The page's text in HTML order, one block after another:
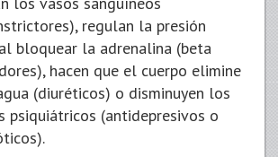
regulan la presión
bloquear la adrenalina (beta
hacen que el cuerpo elimine
(diuréticos) o disminuyen los
psiquiátricos (antidepresivos o